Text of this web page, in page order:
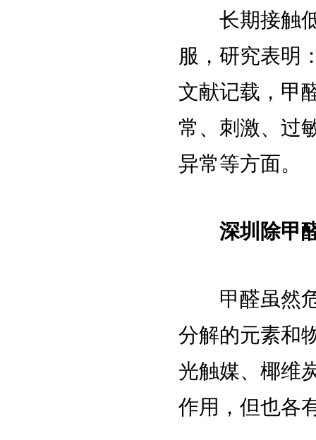
长期接触低
服，研究表明
文献记载，甲
常、刺激、过
异常等方面。
深圳除甲
甲醛虽然危
分解的元素和
光触媒、椰维
作用，但也各